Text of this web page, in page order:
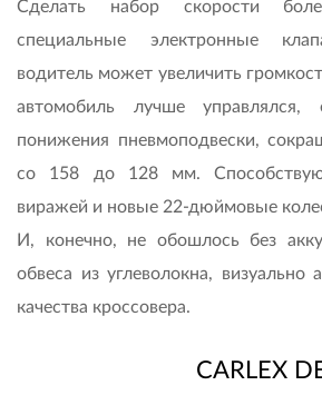
Сделать набор скорости
специальные электронные
водитель может увеличить
автомобиль лучше управлялся,
понижения пневмоподвески,
со 158 до 128 мм.
виражей и новые 22-дюймовые
И, конечно, не обошлось без
обвеса из углеволокна,
качества кроссовера.
CARLEX